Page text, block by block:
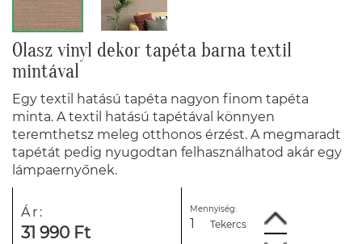
Olasz vinyl dekor tapéta barna textil
mintával
Egy textil hatású tapéta nagyon finom tapéta
minta. A textil hatású tapétával könnyen
teremthetsz meleg otthonos érzést. A megmaradt
tapétát pedig nyugodtan felhasználhatod akár egy
lámpaernyőnek.
Ár:
31 990 Ft
Mennyiség:
Tekercs